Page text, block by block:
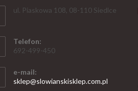
ul. Piaskowa 108, 08-110 Siedlce
Telefon:
692-499-450
e-mail:
sklep@slowianskisklep.com.pl